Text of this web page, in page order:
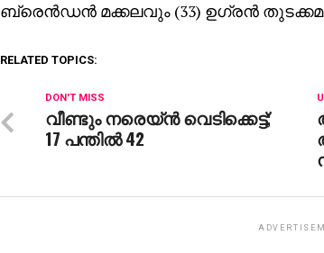
ബ്രെന്‍ഡന്‍ മക്കലവും (33) ഉഗ്രന്‍
RELATED TOPICS:
DON'T MISS
വീണ്ടും നരെയ്ന്‍ വെടിക്കെട്ട്;
17 പന്തില്‍ 42